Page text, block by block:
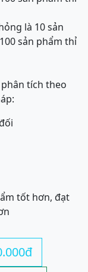
là 10 sản
sản phẩm thỉ
tích theo
tốt hơn, đạt